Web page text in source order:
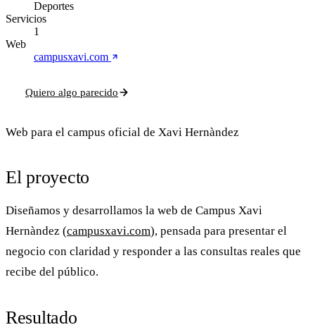
Deportes
Servicios
1
Web
campusxavi.com
Quiero algo parecido
Web para el campus oficial de Xavi Hernàndez
El proyecto
Diseñamos y desarrollamos la web de Campus Xavi
Hernàndez (campusxavi.com), pensada para presentar el
negocio con claridad y responder a las consultas reales que
recibe del público.
Resultado